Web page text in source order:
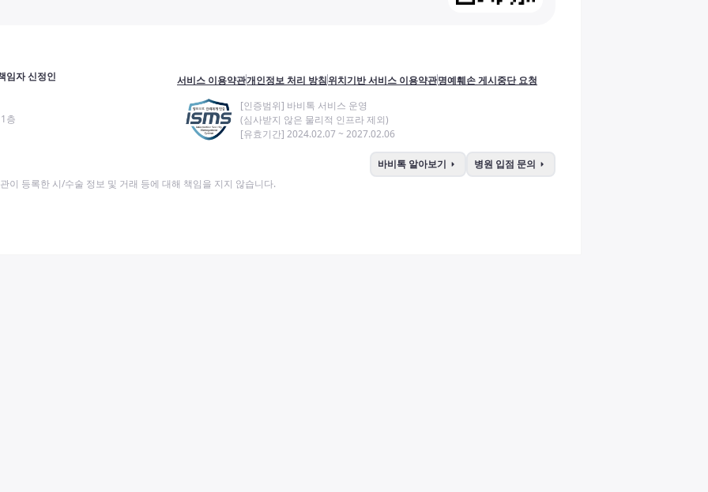
임자 신정인
층
서비스 이용약관개인정보 처리 방침위치기반 서비스 이용약관명예훼손 게시중단 요청
[인증범위] 바비톡 서비스 운영
(심사받지 않은 물리적 인프라 제외)
[유효기간] 2024.02.07 ~ 2027.02.06
바비톡 알아보기 arrow_right 병원 입점 문의 arrow_right
이 등록한 시/수술 정보 및 거래 등에 대해 책임을 지지 않습니다.